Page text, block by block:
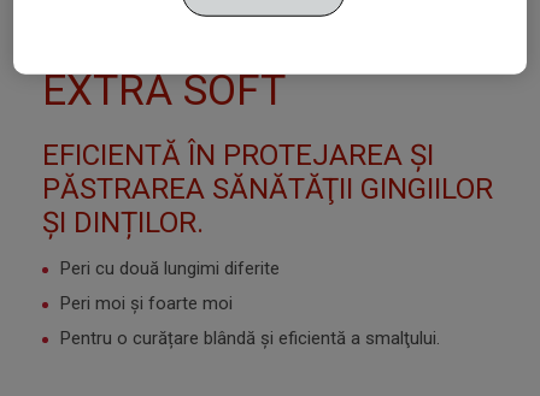
TEETH DUOPACK
EXTRA SOFT
EFICIENTĂ ÎN PROTEJAREA ŞI
PĂSTRAREA SĂNĂTĂŢII GINGIILOR
ȘI DINȚILOR.
Peri cu două lungimi diferite
Peri moi și foarte moi
Pentru o curățare blândă și eficientă a smalţului.